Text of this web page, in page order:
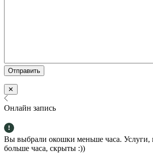
✕
Онлайн запись
Вы выбрали окошки меньше часа. Услуги,
больше часа, скрыты :))